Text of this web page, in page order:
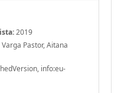
2019
Pastor, Aitana
info:eu-